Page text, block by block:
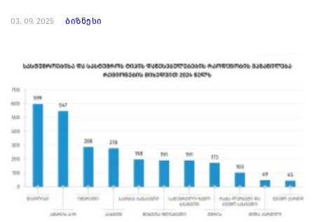
03. 09. 2025 ბიზნესი